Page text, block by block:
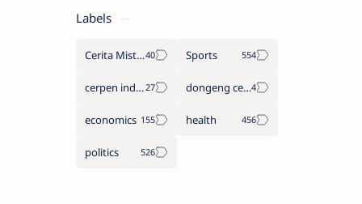
Labels
Cerita Misteri Sports
cerpen indonesia dongeng cerita legenda
economics health
politics